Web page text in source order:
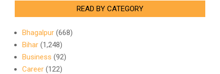
READ BY CATEGORY
Bhagalpur (668)
Bihar (1,248)
Business (92)
Career (122)